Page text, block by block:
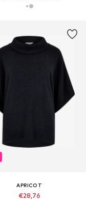
APRICOT
€28,76